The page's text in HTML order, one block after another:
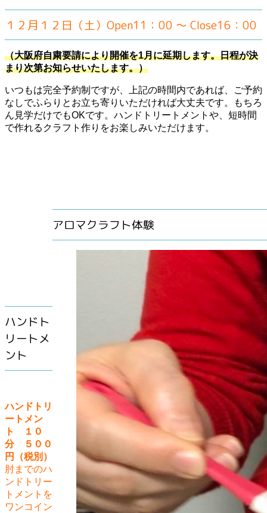
１２月１２日（土）Open11：00 〜 Close16：00
（大阪府自粛要請により開催を1月に延期します。日程が決
まり次第お知らせいたします。）
いつもは完全予約制ですが、上記の時間内であれば、ご予約
なしでふらりとお立ち寄りいただければ大丈夫です。もちろ
ん見学だけでもOKです。ハンドトリートメントや、短時間
で作れるクラフト作りをお楽しみいただけます。
ハンドト
リートメ
ント
ハンドトリ
ートメン
ト １０
分 ５００
円（税別）
肘までのハ
ンドトリー
トメントを
ワンコイン
アロマクラフト体験